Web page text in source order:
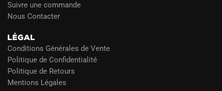
Suivre une commande
Nous Contacter
LÉGAL
Conditions Générales de Vente
Politique de Confidentialité
Politique de Retours
Mentions Légales